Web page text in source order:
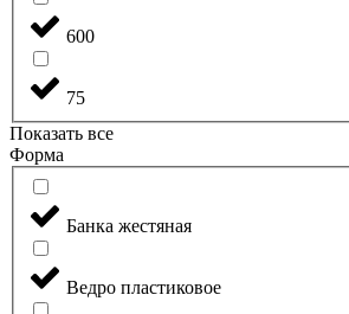
600
75
Показать все
Форма
Банка жестяная
Ведро пластиковое